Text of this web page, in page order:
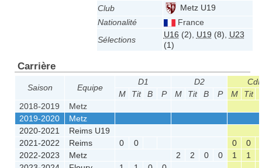
Club
Metz U19
Nationalité
France
Sélections
U16 (2), U19 (8), U23
(1)
Carrière
Saison Equipe
D1 D2
M
Tit B P M Tit B P M Tit
2018-2019
Metz
2019-2020
Metz
2020-2021
Reims U19
2021-2022
Reims 0 0 0
0
2022-2023
Metz 2 2 0 0 1 1